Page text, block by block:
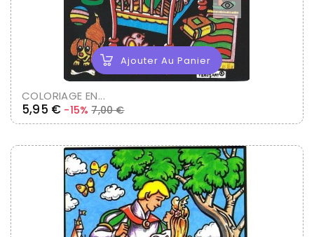
Ajouter Au Panier
COLORIAGE EN...
5,95 € Prix
de
-15% 7,00 €Prix